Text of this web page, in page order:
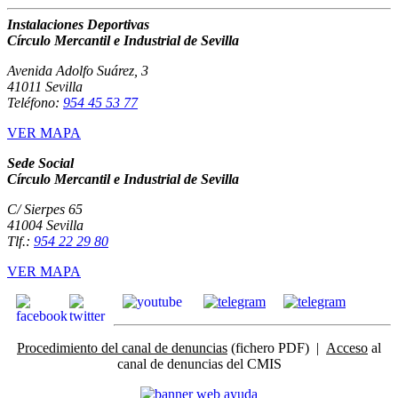
Instalaciones Deportivas
Círculo Mercantil e Industrial de Sevilla
Avenida Adolfo Suárez, 3
41011 Sevilla
Teléfono: 954 45 53 77
VER MAPA
Sede Social
Círculo Mercantil e Industrial de Sevilla
C/ Sierpes 65
41004 Sevilla
Tlf.: 954 22 29 80
VER MAPA
Procedimiento del canal de denuncias (fichero PDF) | Acceso al
canal de denuncias del CMIS